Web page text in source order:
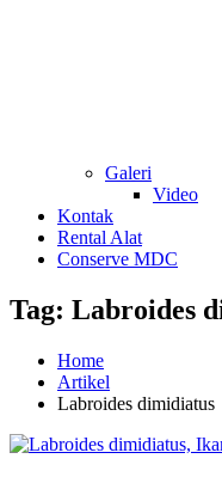
Galeri
Video
Kontak
Rental Alat
Conserve MDC
Tag: Labroides
Home
Artikel
Labroides dimidiatus